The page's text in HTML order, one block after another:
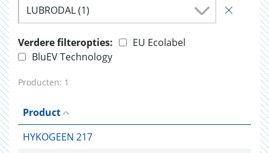
LUBRODAL (1)
Verdere filteropties:
EU Ecolabel
BluEV Technology
Producten: 1
Product
HYKOGEEN 217